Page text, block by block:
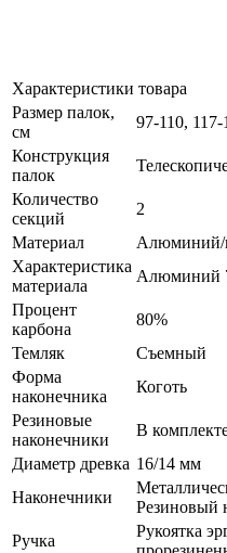
Характеристики товара
Размер палок,
см
97-110, 117-
Конструкция
палок
Количество
секций
2
Материал
Алюминий/
Характеристика
материала
Алюминий
Процент
карбона
80%
Темляк
Съемный
Форма
наконечника
Коготь
Резиновые
наконечники
В
Диаметр древка 16/14 мм
Наконечники
Резиновый
Ручка
Рукоятка